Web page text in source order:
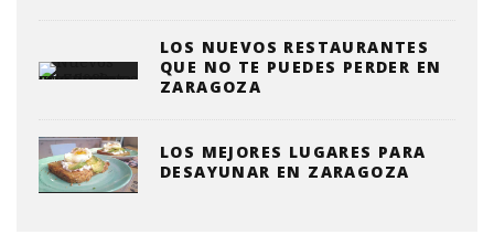
LOS NUEVOS RESTAURANTES
QUE NO TE PUEDES PERDER EN
ZARAGOZA
LOS MEJORES LUGARES PARA
DESAYUNAR EN ZARAGOZA